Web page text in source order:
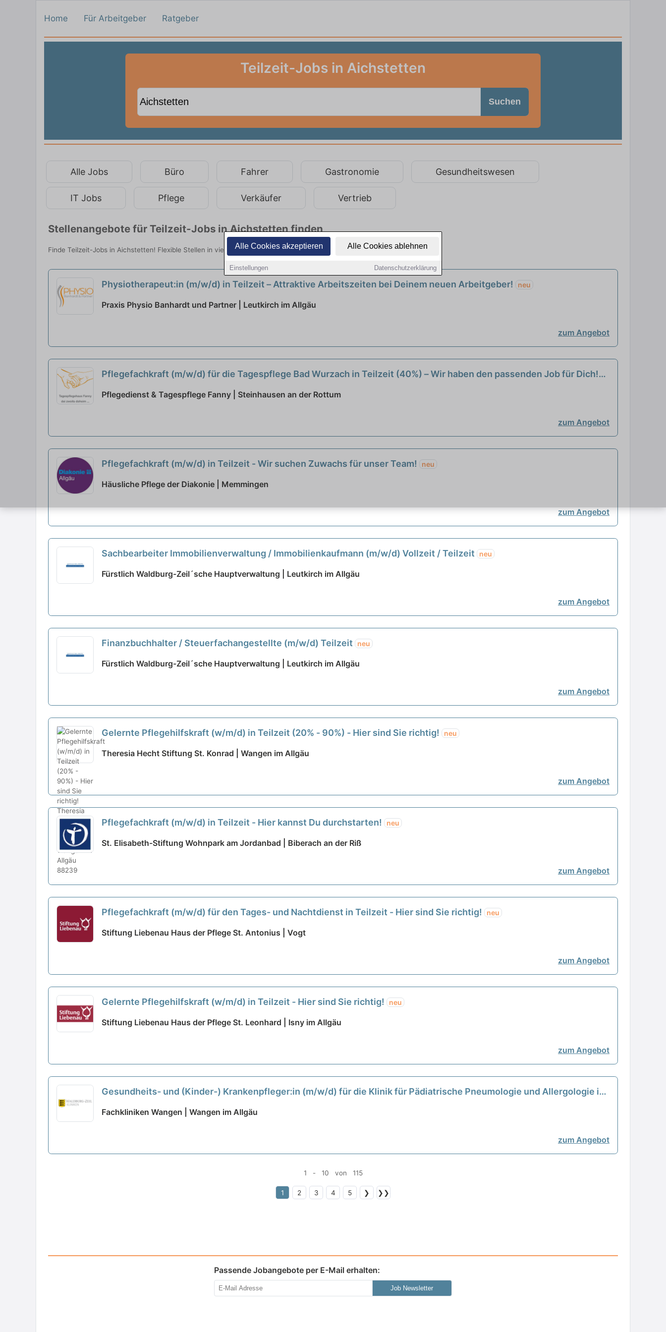
Alle Cookies akzeptieren Alle Cookies ablehnen
Einstellungen Datenschutzerklärung
Home Für Arbeitgeber Ratgeber
Teilzeit-Jobs in Aichstetten
Suchen
Alle Jobs Büro Fahrer Gastronomie Gesundheitswesen
IT Jobs Pflege Verkäufer Vertrieb
Stellenangebote für Teilzeit-Jobs in Aichstetten finden
Finde Teilzeit-Jobs in Aichstetten! Flexible Stellen in vielen Branchen. Jetzt bewerben!
Physiotherapeut:in (m/w/d) in Teilzeit – Attraktive Arbeitszeiten bei Deinem neuen Arbeitgeber! neu
Praxis Physio Banhardt und Partner | Leutkirch im Allgäu
zum Angebot
Pflegefachkraft (m/w/d) für die Tagespflege Bad Wurzach in Teilzeit (40%) – Wir haben den passenden Job für Dich!
Pflegedienst & Tagespflege Fanny | Steinhausen an der Rottum
zum Angebot
Pflegefachkraft (m/w/d) in Teilzeit - Wir suchen Zuwachs für unser Team! neu
Häusliche Pflege der Diakonie | Memmingen
zum Angebot
Sachbearbeiter Immobilienverwaltung / Immobilienkaufmann (m/w/d) Vollzeit / Teilzeit neu
Fürstlich Waldburg-Zeil´sche Hauptverwaltung | Leutkirch im Allgäu
zum Angebot
Finanzbuchhalter / Steuerfachangestellte (m/w/d) Teilzeit neu
Fürstlich Waldburg-Zeil´sche Hauptverwaltung | Leutkirch im Allgäu
zum Angebot
Gelernte Pflegehilfskraft (w/m/d) in Teilzeit (20% - 90%) - Hier sind Sie richtig! neu
Theresia Hecht Stiftung St. Konrad | Wangen im Allgäu
zum Angebot
Pflegefachkraft (m/w/d) in Teilzeit - Hier kannst Du durchstarten! neu
St. Elisabeth-Stiftung Wohnpark am Jordanbad | Biberach an der Riß
zum Angebot
Pflegefachkraft (m/w/d) für den Tages- und Nachtdienst in Teilzeit - Hier sind Sie richtig! neu
Stiftung Liebenau Haus der Pflege St. Antonius | Vogt
zum Angebot
Gelernte Pflegehilfskraft (w/m/d) in Teilzeit - Hier sind Sie richtig! neu
Stiftung Liebenau Haus der Pflege St. Leonhard | Isny im Allgäu
zum Angebot
Gesundheits- und (Kinder-) Krankenpfleger:in (m/w/d) für die Klinik für Pädiatrische Pneumologie und Allergologie in
Voll- oder Teilzeit - Vielfältige Aufgaben warten auf Sie!
Fachkliniken Wangen | Wangen im Allgäu
zum Angebot
1 - 10 von 115
1 2 3 4 5 ❯ ❯❯
Passende Jobangebote per E-Mail erhalten:
Job Newsletter